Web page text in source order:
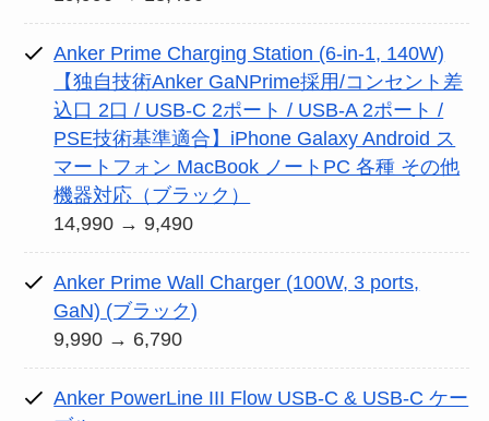
Anker Prime Charging Station (6-in-1, 140W)
【独自技術Anker GaNPrime採用/コンセント差
込口 2口 / USB-C 2ポート / USB-A 2ポート /
PSE技術基準適合】iPhone Galaxy Android ス
マートフォン MacBook ノートPC 各種 その他
機器対応（ブラック）
14,990 → 9,490
Anker Prime Wall Charger (100W, 3 ports,
GaN) (ブラック)
9,990 → 6,790
Anker PowerLine III Flow USB-C & USB-C ケー